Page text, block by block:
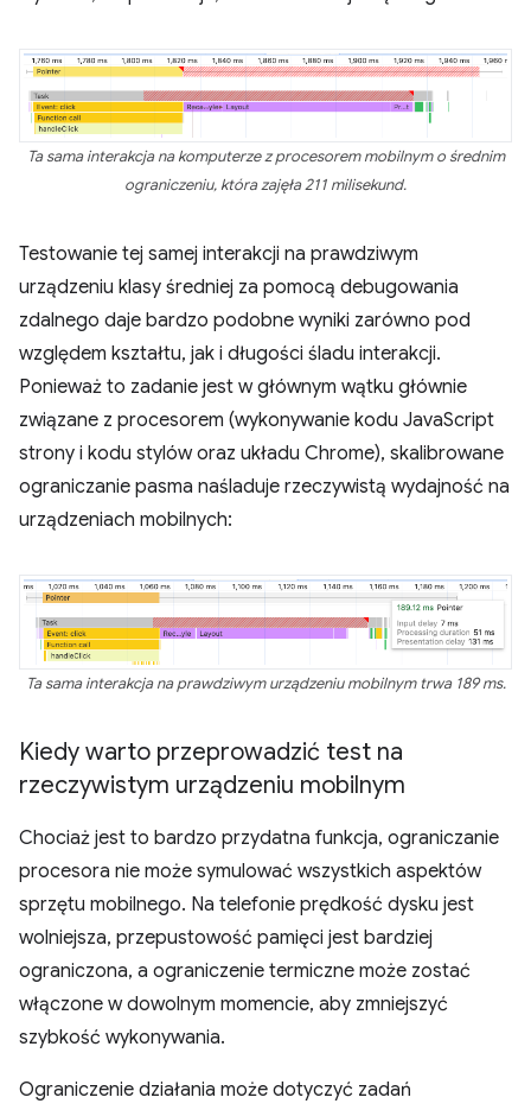
Ta sama interakcja na komputerze z procesorem mobilnym o średnim
ograniczeniu, która zajęła 211 milisekund.
Testowanie tej samej interakcji na prawdziwym
urządzeniu klasy średniej za pomocą debugowania
zdalnego daje bardzo podobne wyniki zarówno pod
względem kształtu, jak i długości śladu interakcji.
Ponieważ to zadanie jest w głównym wątku głównie
związane z procesorem (wykonywanie kodu JavaScript
strony i kodu stylów oraz układu Chrome), skalibrowane
ograniczanie pasma naśladuje rzeczywistą wydajność na
urządzeniach mobilnych:
Ta sama interakcja na prawdziwym urządzeniu mobilnym trwa 189 ms.
Kiedy warto przeprowadzić test na
rzeczywistym urządzeniu mobilnym
Chociaż jest to bardzo przydatna funkcja, ograniczanie
procesora nie może symulować wszystkich aspektów
sprzętu mobilnego. Na telefonie prędkość dysku jest
wolniejsza, przepustowość pamięci jest bardziej
ograniczona, a ograniczenie termiczne może zostać
włączone w dowolnym momencie, aby zmniejszyć
szybkość wykonywania.
Ograniczenie działania może dotyczyć zadań